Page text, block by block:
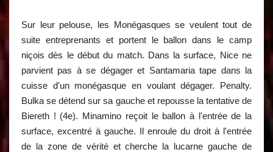
Sur leur pelouse, les Monégasques se veulent tout de
suite entreprenants et portent le ballon dans le camp
niçois dès le début du match. Dans la surface, Nice ne
parvient pas à se dégager et Santamaria tape dans la
cuisse d'un monégasque en voulant dégager. Penalty.
Bulka se détend sur sa gauche et repousse la tentative de
Biereth ! (4e). Minamino reçoit le ballon à l'entrée de la
surface, excentré à gauche. Il enroule du droit à l'entrée
de la zone de vérité et cherche la lucarne gauche de